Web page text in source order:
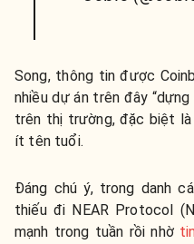
Song, thông tin được
nhiều dự án trên đây
trên thị trường, đặc biệt
ít tên tuổi.
Đáng chú ý, trong danh
thiếu đi NEAR Protocol
mạnh trong tuần rồi nhờ